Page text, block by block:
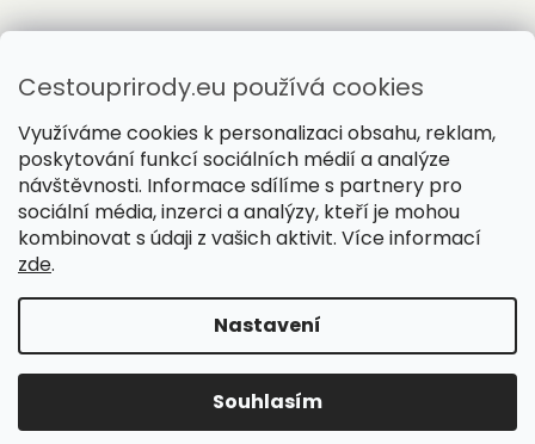
Cestouprirody.eu používá cookies
Využíváme cookies k personalizaci obsahu, reklam,
poskytování funkcí sociálních médií a analýze
návštěvnosti. Informace sdílíme s partnery pro
sociální média, inzerci a analýzy, kteří je mohou
kombinovat s údaji z vašich aktivit. Více informací
zde.
Nastavení
Souhlasím
Vytvořil Shoptet
Copyright 2026